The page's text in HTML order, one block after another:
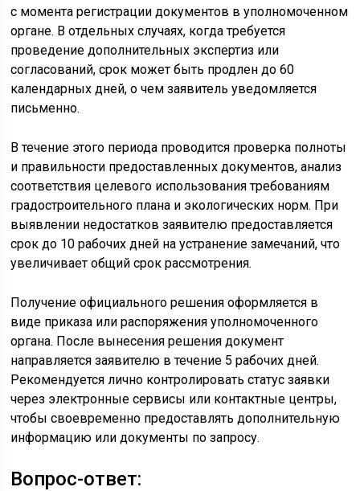
с момента регистрации документов в уполномоченном
органе. В отдельных случаях, когда требуется
проведение дополнительных экспертиз или
согласований, срок может быть продлен до 60
календарных дней, о чем заявитель уведомляется
письменно.
В течение этого периода проводится проверка полноты
и правильности предоставленных документов, анализ
соответствия целевого использования требованиям
градостроительного плана и экологических норм. При
выявлении недостатков заявителю предоставляется
срок до 10 рабочих дней на устранение замечаний, что
увеличивает общий срок рассмотрения.
Получение официального решения оформляется в
виде приказа или распоряжения уполномоченного
органа. После вынесения решения документ
направляется заявителю в течение 5 рабочих дней.
Рекомендуется лично контролировать статус заявки
через электронные сервисы или контактные центры,
чтобы своевременно предоставлять дополнительную
информацию или документы по запросу.
Вопрос-ответ: